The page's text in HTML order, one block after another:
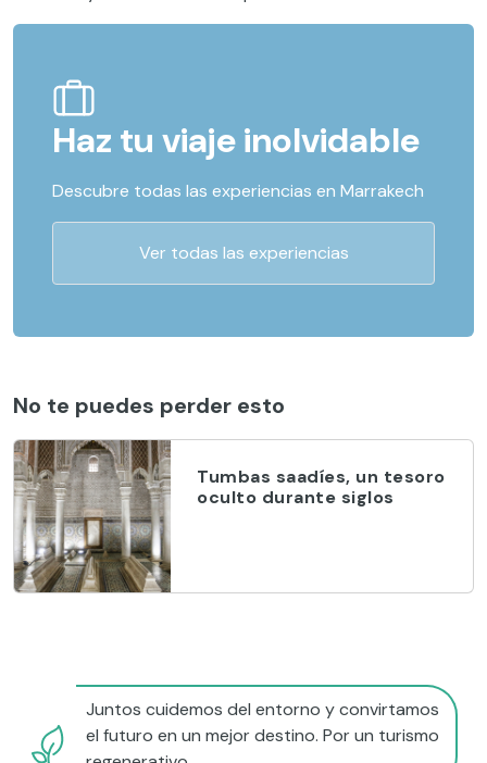
Haz tu viaje inolvidable
Descubre todas las experiencias en Marrakech
Ver todas las experiencias
No te puedes perder esto
Tumbas saadíes, un tesoro
oculto durante siglos
Juntos cuidemos del entorno y convirtamos
el futuro en un mejor destino. Por un turismo